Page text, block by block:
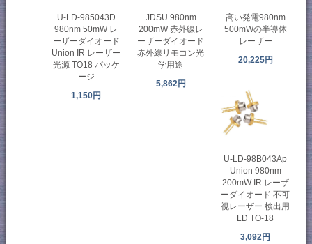
U-LD-985043D
980nm 50mW レ
ーザーダイオード
Union IR レーザー
光源 TO18 パッケ
ージ
1,150円
JDSU 980nm
200mW 赤外線レ
ーザーダイオード
赤外線リモコン光
学用途
5,862円
高い発電980nm
500mWの半導体
レーザー
20,225円
U-LD-98B043Ap
Union 980nm
200mW IR レーザ
ーダイオード 不可
視レーザー 検出用
LD TO-18
3,092円